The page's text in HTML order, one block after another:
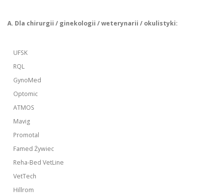
A. Dla chirurgii / ginekologii / weterynarii / okulistyki:
UFSK
RQL
GynoMed
Optomic
ATMOS
Mavig
Promotal
Famed Żywiec
Reha-Bed VetLine
VetTech
Hillrom